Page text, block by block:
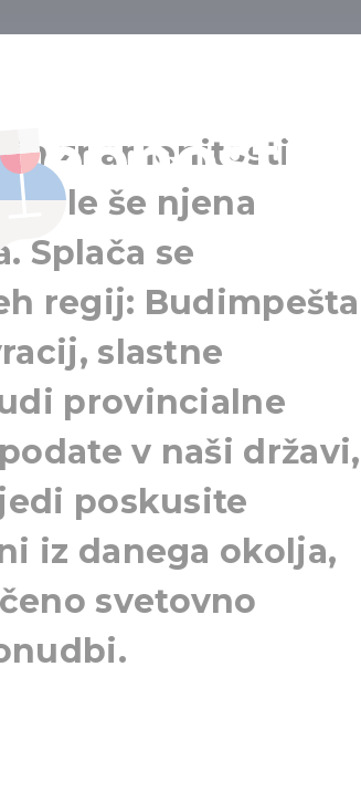
znamenitosti
le še njena
Splača se
regij: Budimpešta
slastne
provincialne
v naši državi,
poskusite
iz danega okolja,
svetovno